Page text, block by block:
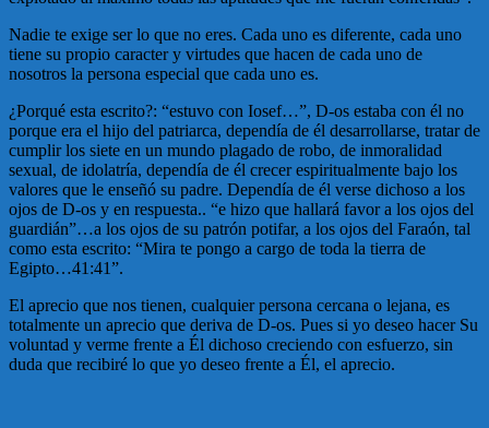
Nadie te exige ser lo que no eres. Cada uno es diferente, cada uno
tiene su propio caracter y virtudes que hacen de cada uno de
nosotros la persona especial que cada uno es.
¿Porqué esta escrito?: “estuvo con Iosef…”, D-os estaba con él no
porque era el hijo del patriarca, dependía de él desarrollarse, tratar de
cumplir los siete en un mundo plagado de robo, de inmoralidad
sexual, de idolatría, dependía de él crecer espiritualmente bajo los
valores que le enseñó su padre. Dependía de él verse dichoso a los
ojos de D-os y en respuesta.. “e hizo que hallará favor a los ojos del
guardián”…a los ojos de su patrón potifar, a los ojos del Faraón, tal
como esta escrito: “Mira te pongo a cargo de toda la tierra de
Egipto…41:41”.
El aprecio que nos tienen, cualquier persona cercana o lejana, es
totalmente un aprecio que deriva de D-os. Pues si yo deseo hacer Su
voluntad y verme frente a Él dichoso creciendo con esfuerzo, sin
duda que recibiré lo que yo deseo frente a Él, el aprecio.